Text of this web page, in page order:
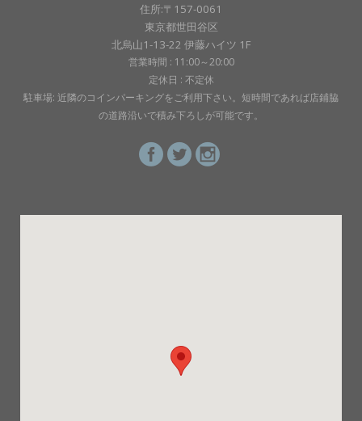
住所:〒157-0061
東京都世田谷区
北烏山1-13-22 伊藤ハイツ 1F
営業時間 : 11:00～20:00
定休日 : 不定休
駐車場: 近隣のコインパーキングをご利用下さい。短時間であれば店鋪脇
の道路沿いで積み下ろしが可能です。